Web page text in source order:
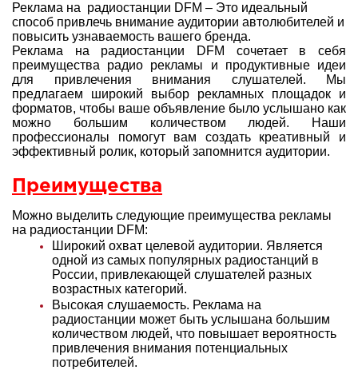
Реклама на радиостанции DFM – Это идеальный
способ привлечь внимание аудитории автолюбителей и
повысить узнаваемость вашего бренда.
Реклама на радиостанции DFM сочетает в себя
преимущества радио рекламы и продуктивные идеи
для привлечения внимания слушателей. Мы
предлагаем широкий выбор рекламных площадок и
форматов, чтобы ваше объявление было услышано как
можно большим количеством людей. Наши
профессионалы помогут вам создать креативный и
эффективный ролик, который запомнится аудитории.
Преимущества
Можно выделить следующие преимущества рекламы
на радиостанции DFM:
Широкий охват целевой аудитории. Является
одной из самых популярных радиостанций в
России, привлекающей слушателей разных
возрастных категорий.
Высокая слушаемость. Реклама на
радиостанции может быть услышана большим
количеством людей, что повышает вероятность
привлечения внимания потенциальных
потребителей.